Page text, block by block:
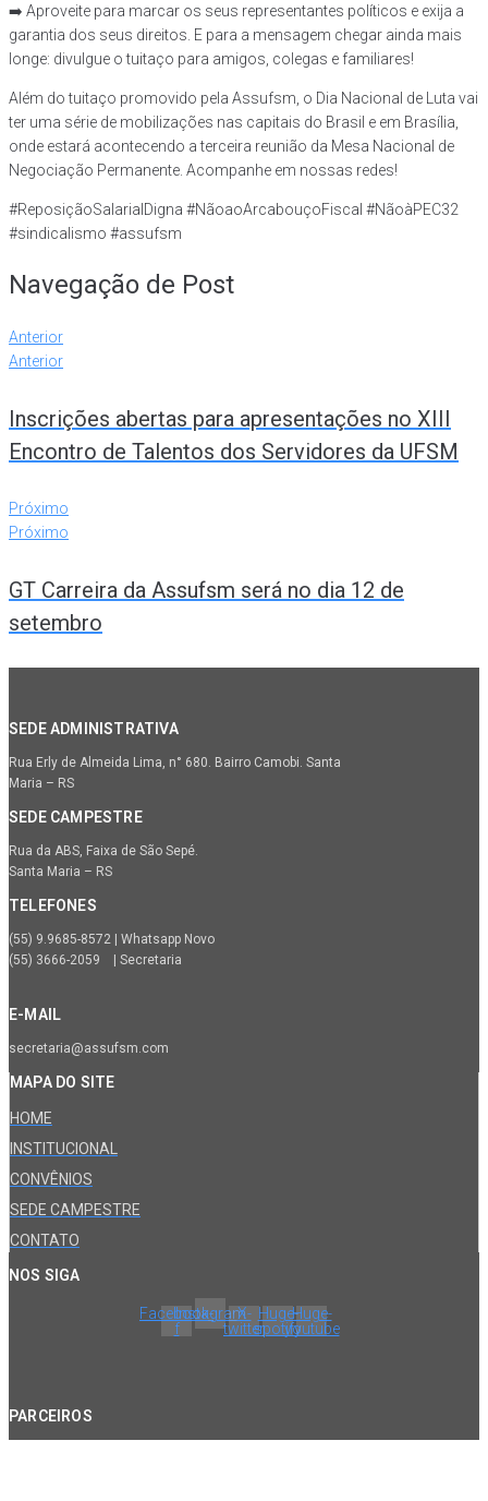
➡️ Aproveite para marcar os seus representantes políticos e exija a
garantia dos seus direitos. E para a mensagem chegar ainda mais
longe: divulgue o tuitaço para amigos, colegas e familiares!
Além do tuitaço promovido pela Assufsm, o Dia Nacional de Luta vai
ter uma série de mobilizações nas capitais do Brasil e em Brasília,
onde estará acontecendo a terceira reunião da Mesa Nacional de
Negociação Permanente. Acompanhe em nossas redes!
#ReposiçãoSalarialDigna #NãoaoArcabouçoFiscal #NãoàPEC32
#sindicalismo #assufsm
Navegação de Post
Anterior
Anterior
Inscrições abertas para apresentações no XIII
Encontro de Talentos dos Servidores da UFSM
Próximo
Próximo
GT Carreira da Assufsm será no dia 12 de
setembro
SEDE ADMINISTRATIVA
Rua Erly de Almeida Lima, n° 680. Bairro Camobi. Santa
Maria – RS
SEDE CAMPESTRE
Rua da ABS, Faixa de São Sepé.
Santa Maria – RS
TELEFONES
(55) 9.9685-8572 | Whatsapp Novo
(55) 3666-2059 | Secretaria
E-MAIL
secretaria@assufsm.com
MAPA DO SITE
HOME
INSTITUCIONAL
CONVÊNIOS
SEDE CAMPESTRE
CONTATO
NOS SIGA
Facebook-
f
InstagramX-
twitter
Huge-
spotify
Huge-
youtube
PARCEIROS